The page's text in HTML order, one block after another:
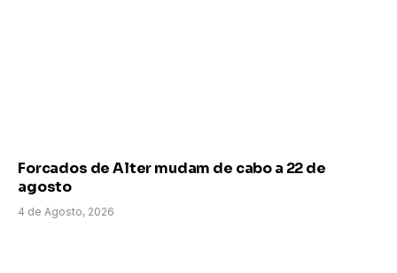
Forcados de Alter mudam de cabo a 22 de
agosto
4 de Agosto, 2026